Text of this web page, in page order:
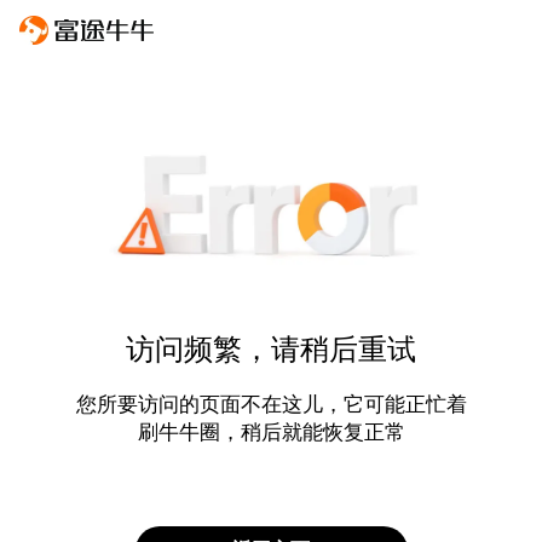
访问频繁，请稍后重试
您所要访问的页面不在这儿，它可能正忙着
刷牛牛圈，稍后就能恢复正常